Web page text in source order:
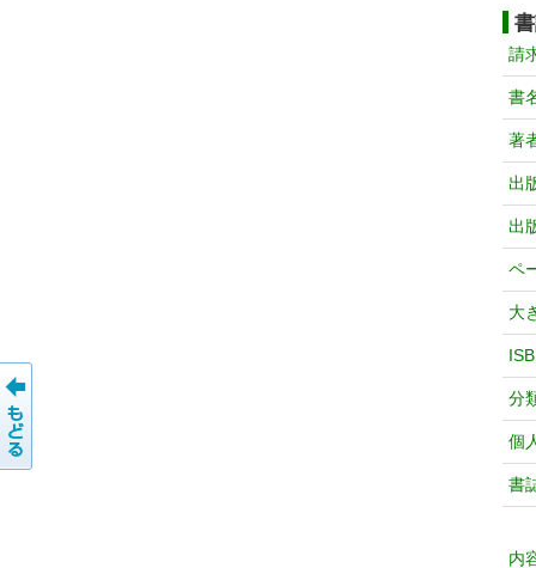
請
書
著
出
出
ペ
大
分
個
書
内